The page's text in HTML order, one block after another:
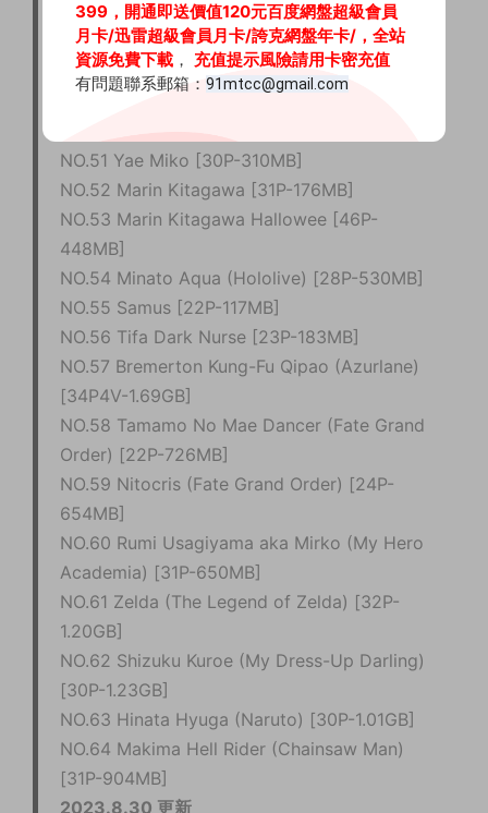
Grand Order) [33P-632MB]
NO.48 Miriam (Pokemon Scarlet and Violet)
[23P-167MB]
NO.51 Yae Miko [30P-310MB]
NO.52 Marin Kitagawa [31P-176MB]
NO.53 Marin Kitagawa Hallowee [46P-
448MB]
NO.54 Minato Aqua (Hololive) [28P-530MB]
NO.55 Samus [22P-117MB]
NO.56 Tifa Dark Nurse [23P-183MB]
NO.57 Bremerton Kung-Fu Qipao (Azurlane)
[34P4V-1.69GB]
NO.58 Tamamo No Mae Dancer (Fate Grand
Order) [22P-726MB]
NO.59 Nitocris (Fate Grand Order) [24P-
654MB]
NO.60 Rumi Usagiyama aka Mirko (My Hero
Academia) [31P-650MB]
NO.61 Zelda (The Legend of Zelda) [32P-
1.20GB]
NO.62 Shizuku Kuroe (My Dress-Up Darling)
[30P-1.23GB]
NO.63 Hinata Hyuga (Naruto) [30P-1.01GB]
NO.64 Makima Hell Rider (Chainsaw Man)
[31P-904MB]
2023.8.30 更新
399，開通即送價值120元百度網盤超級會員
月卡/迅雷超級會員月卡/誇克網盤年卡/ ，全站
資源免費下載 ， 充值提示風險請用卡密充值
有問題聯系郵箱： 91mtcc@gmail.com